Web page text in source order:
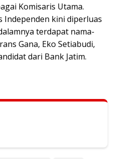
Komisaris Utama.
Independen kini diperluas
terdapat nama-
Gana, Eko Setiabudi,
dari Bank Jatim.